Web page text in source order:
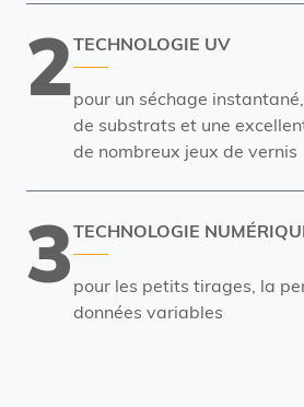
2TECHNOLOGIE UV
pour un séchage
de substrats et une
de nombreux jeux de vernis
3TECHNOLOGIE
pour les petits tirages, la
données variables